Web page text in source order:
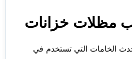
مظلات خزانات
الخامات التي تستخدم في